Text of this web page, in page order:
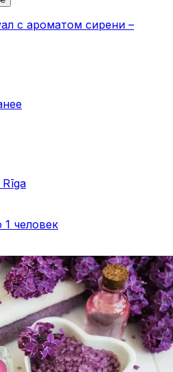
с ароматом сирени –
1 человек